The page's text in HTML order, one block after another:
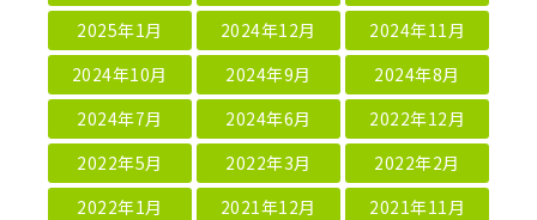
2025年1月
2024年12月
2024年11月
2024年10月
2024年9月
2024年8月
2024年7月
2024年6月
2022年12月
2022年5月
2022年3月
2022年2月
2022年1月
2021年12月
2021年11月